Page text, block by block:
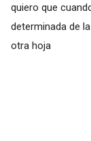
quiero que
determinada de
otra hoja